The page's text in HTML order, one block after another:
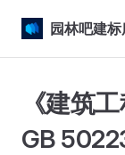
Skip to content
园林吧建标
《建筑
GB